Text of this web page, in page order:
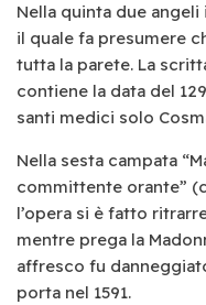
Nella quinta due
il quale fa presumere
tutta la parete. La
contiene la data del
santi medici solo
Nella sesta campata
committente orante”
l’opera si è fatto
mentre prega la
affresco fu
porta nel 1591.